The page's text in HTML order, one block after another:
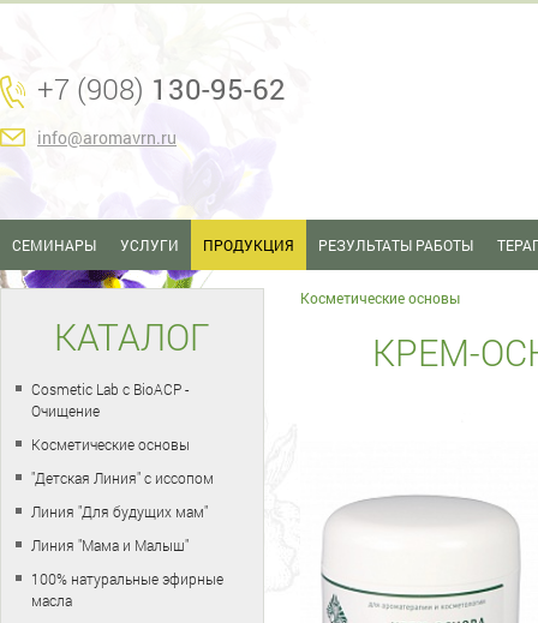
+7 (908) 130-95-62
info@aromavrn.ru
СЕМИНАРЫ УСЛУГИ ПРОДУКЦИЯ РЕЗУЛЬТАТЫ РАБОТЫ
Косметические основы
КРЕМ-
КАТАЛОГ
Cosmetic Lab с BioACP -
Очищение
Косметические основы
"Детская Линия" с иссопом
Линия "Для будущих мам"
Линия "Мама и Малыш"
100% натуральные эфирные
масла